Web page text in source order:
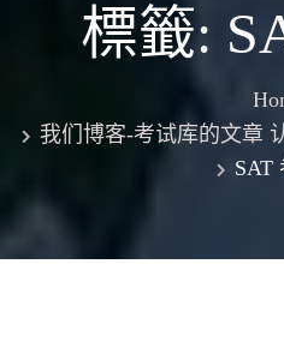
標籤:
我们博客-考试库的文章
SAT